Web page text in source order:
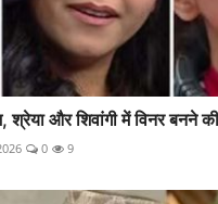
और शिवांगी में विनर बनने
0 9